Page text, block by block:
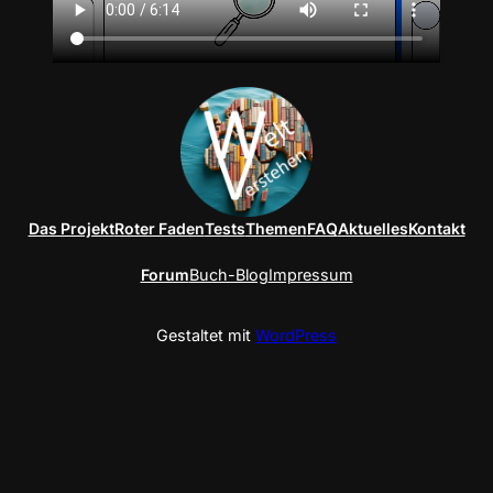
Das ProjektRoter FadenTestsThemenFAQAktuellesKontakt
ForumBuch-BlogImpressum
Gestaltet mit WordPress